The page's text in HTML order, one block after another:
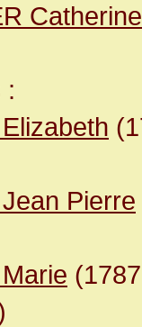
Catherine
:
Pierre